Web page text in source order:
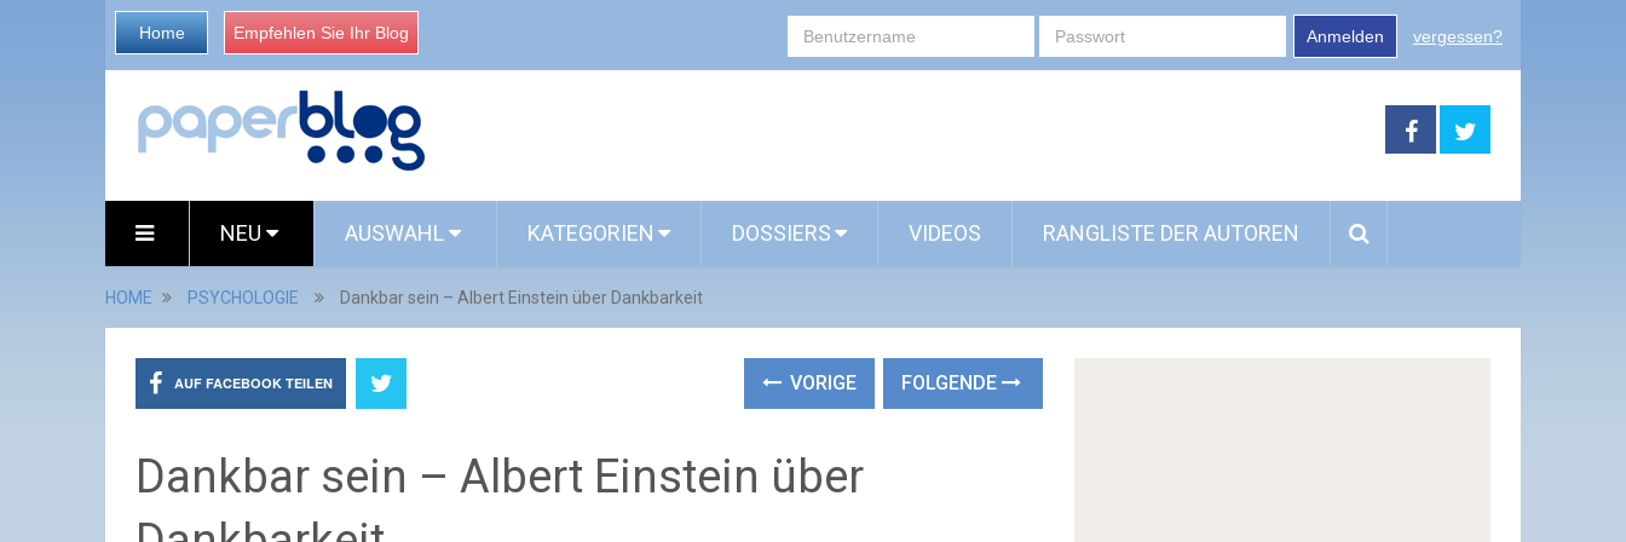
Home Empfehlen Sie Ihr Blog Anmelden vergessen?
NEU AUSWAHL KATEGORIEN DOSSIERS VIDEOS RANGLISTE DER AUTOREN
HOME PSYCHOLOGIE Dankbar sein – Albert Einstein über Dankbarkeit
AUF FACEBOOK TEILEN VORIGE FOLGENDE
Dankbar sein – Albert Einstein über